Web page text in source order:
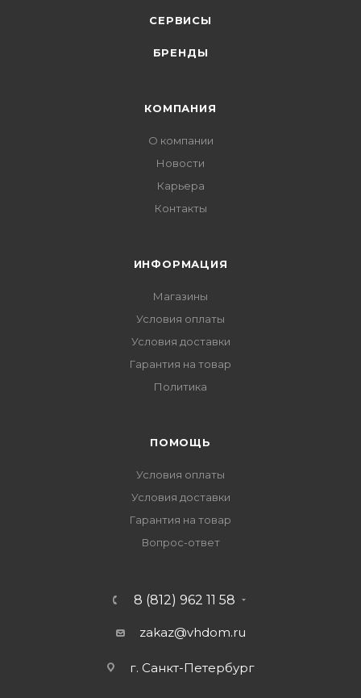
СЕРВИСЫ
БРЕНДЫ
КОМПАНИЯ
О компании
Новости
Карьера
Контакты
ИНФОРМАЦИЯ
Магазины
Условия оплаты
Условия доставки
Гарантия на товар
Политика
ПОМОЩЬ
Условия оплаты
Условия доставки
Гарантия на товар
Вопрос-ответ
8 (812) 962 11 58
zakaz@vhdom.ru
г. Санкт-Петербург